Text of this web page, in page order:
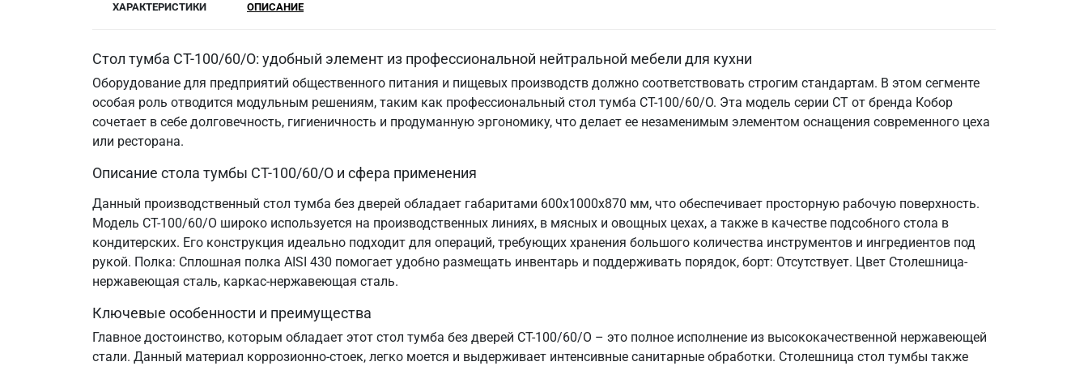
ХАРАКТЕРИСТИКИ ОПИСАНИЕ
Стол тумба СТ-100/60/О: удобный элемент из профессиональной нейтральной мебели для кухни
Оборудование для предприятий общественного питания и пищевых производств должно соответствовать строгим стандартам. В этом сегменте
особая роль отводится модульным решениям, таким как профессиональный стол тумба СТ-100/60/О. Эта модель серии СТ от бренда Кобор
сочетает в себе долговечность, гигиеничность и продуманную эргономику, что делает ее незаменимым элементом оснащения современного цеха
или ресторана.
Описание стола тумбы СТ-100/60/О и сфера применения
Данный производственный стол тумба без дверей обладает габаритами 600х1000х870 мм, что обеспечивает просторную рабочую поверхность.
Модель СТ-100/60/О широко используется на производственных линиях, в мясных и овощных цехах, а также в качестве подсобного стола в
кондитерских. Его конструкция идеально подходит для операций, требующих хранения большого количества инструментов и ингредиентов под
рукой. Полка: Сплошная полка AISI 430 помогает удобно размещать инвентарь и поддерживать порядок, борт: Отсутствует. Цвет Столешница-
нержавеющая сталь, каркас-нержавеющая сталь.
Ключевые особенности и преимущества
Главное достоинство, которым обладает этот стол тумба без дверей СТ-100/60/О – это полное исполнение из высококачественной нержавеющей
стали. Данный материал коррозионно-стоек, легко моется и выдерживает интенсивные санитарные обработки. Столешница стол тумбы также